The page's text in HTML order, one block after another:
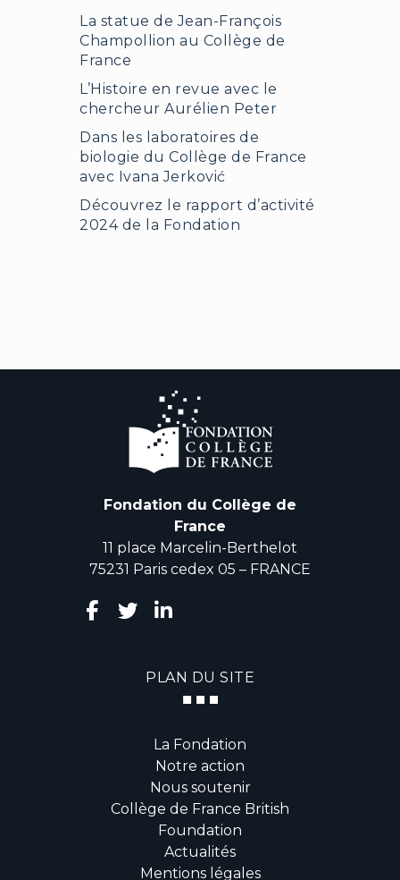
La statue de Jean-François
Champollion au Collège de
France
L’Histoire en revue avec le
chercheur Aurélien Peter
Dans les laboratoires de
biologie du Collège de France
avec Ivana Jerković
Découvrez le rapport d’activité
2024 de la Fondation
Fondation du Collège de
France
11 place Marcelin-Berthelot
75231 Paris cedex 05 – FRANCE
PLAN DU SITE
La Fondation
Notre action
Nous soutenir
Collège de France British
Foundation
Actualités
Mentions légales